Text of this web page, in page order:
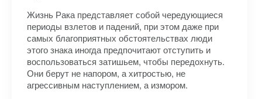
Жизнь Рака представляет собой чередующиеся
периоды взлетов и падений, при этом даже при
самых благоприятных обстоятельствах люди
этого знака иногда предпочитают отступить и
воспользоваться затишьем, чтобы передохнуть.
Они берут не напором, а хитростью, не
агрессивным наступлением, а измором.